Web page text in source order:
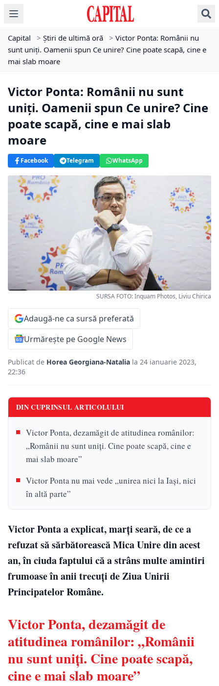
Capital > Știri de ultimă oră > Victor Ponta: Românii nu
sunt uniți. Oamenii spun Ce unire? Cine poate scapă, cine e
mai slab moare
Victor Ponta: Românii nu sunt
uniți. Oamenii spun Ce unire? Cine
poate scapă, cine e mai slab
moare
Facebook Telegram WhatsApp
SURSA FOTO: Inquam Photos, Liviu Chirica
Adaugă-ne ca sursă preferată
Urmărește pe Google News
Publicat de Horea Georgiana-Natalia la 24 ianuarie 2023,
22:36
DIN CUPRINSUL ARTICOLULUI
Victor Ponta, dezamăgit de atitudinea românilor:
„Românii nu sunt uniți. Cine poate scapă, cine e
mai slab moare”
Victor Ponta nu mai vede „unirea nici la Iași, nici
în altă parte”
Victor Ponta a explicat, marți seară, de ce a
refuzat să sărbătorească Mica Unire din acest
an, în ciuda faptului că a strâns multe amintiri
frumoase în anii trecuți de Ziua Unirii
Principatelor Române.
Victor Ponta, dezamăgit de
atitudinea românilor: „Românii
nu sunt uniți. Cine poate scapă,
cine e mai slab moare”